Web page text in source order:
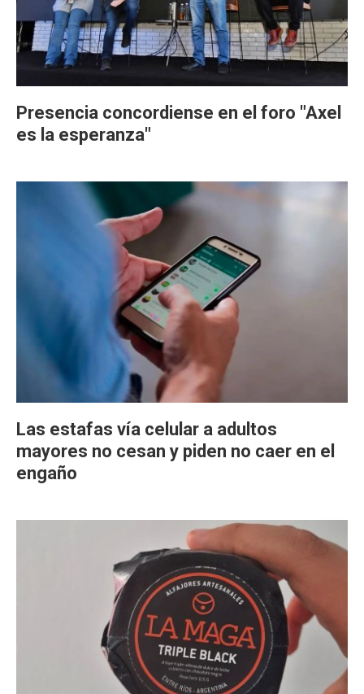
Presencia concordiense en el foro "Axel
es la esperanza"
Las estafas vía celular a adultos
mayores no cesan y piden no caer en el
engaño